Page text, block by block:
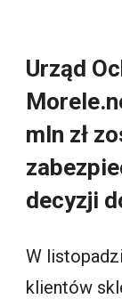
Urząd
mln zł
decyzji
W
klientów